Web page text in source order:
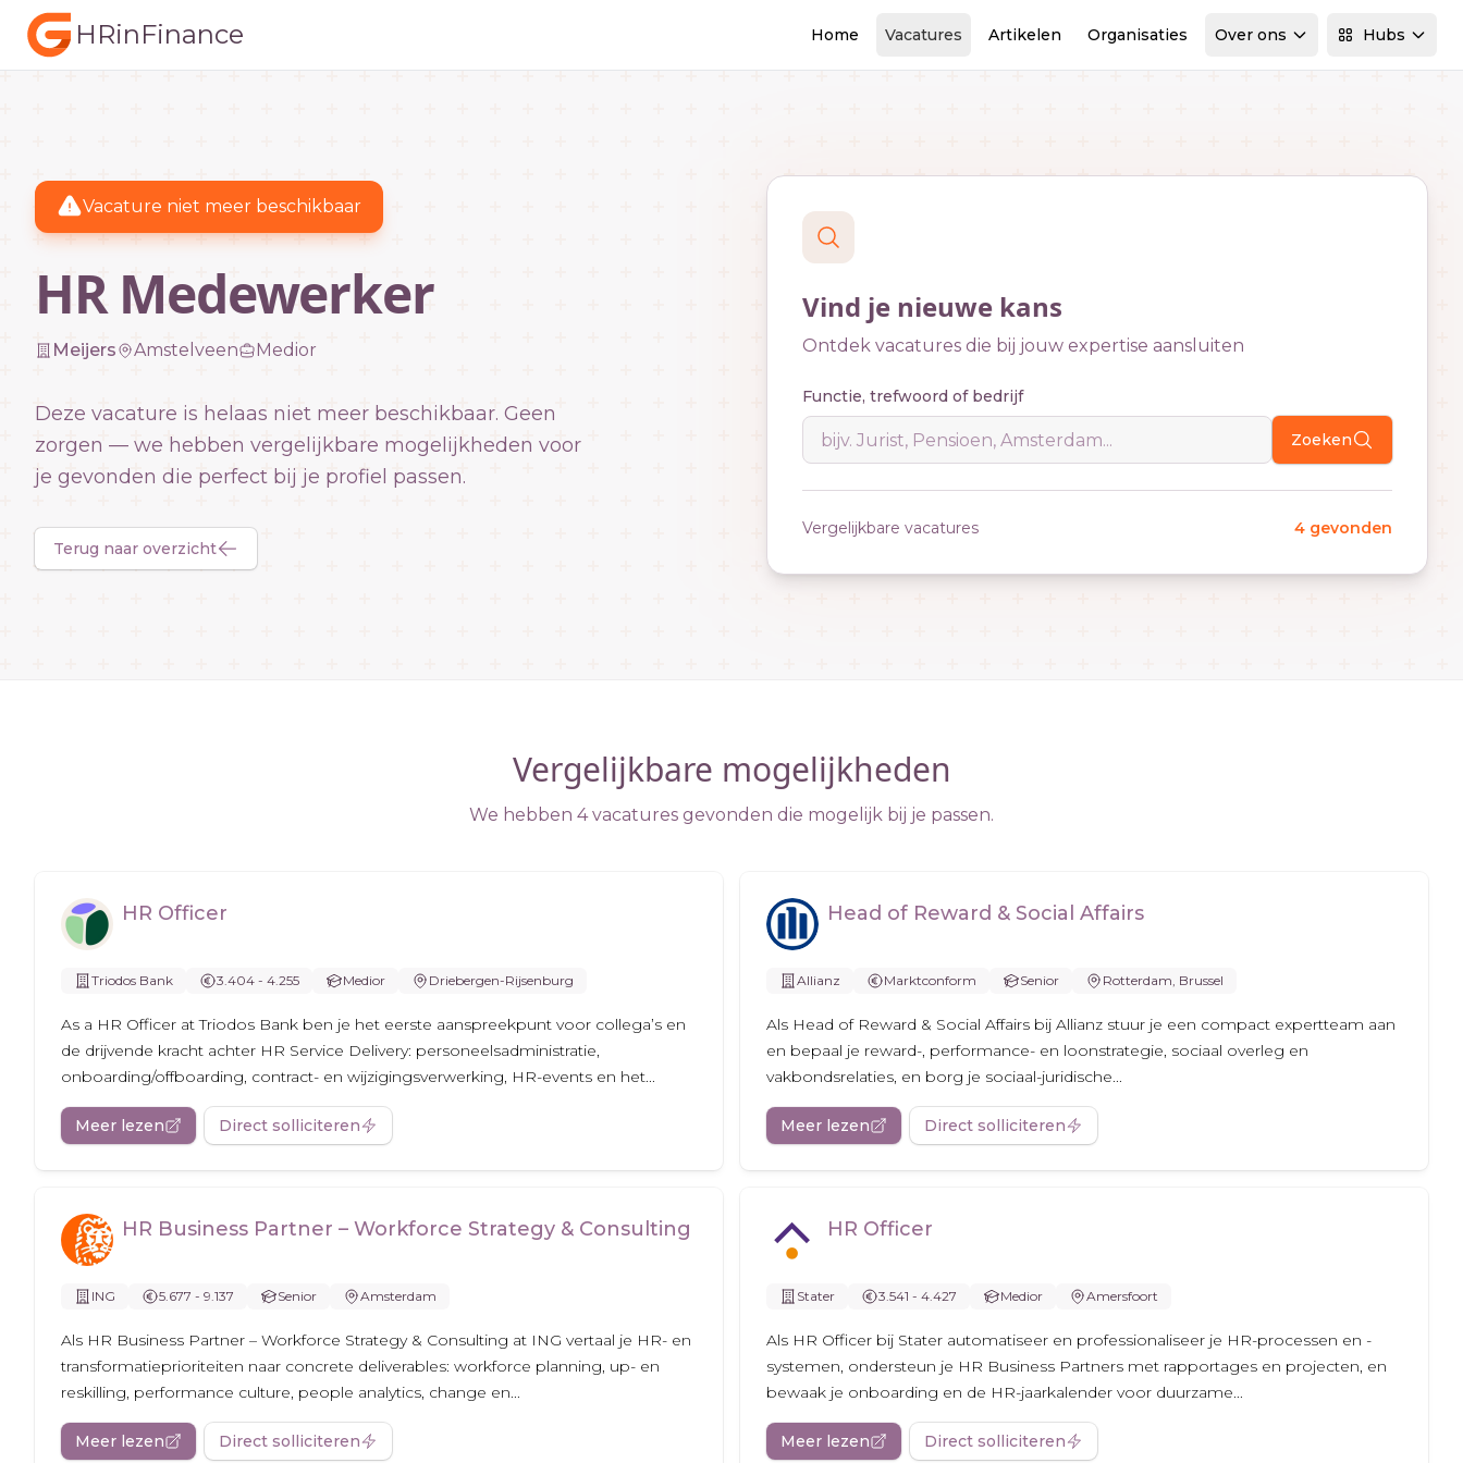
HRinFinance Home Vacatures Artikelen Organisaties Over ons Hubs
Vacature niet meer beschikbaar
HR Medewerker
Meijers Amstelveen Medior
Deze vacature is helaas niet meer beschikbaar. Geen
zorgen — we hebben vergelijkbare mogelijkheden voor
je gevonden die perfect bij je profiel passen.
Terug naar overzicht
Vind je nieuwe kans
Ontdek vacatures die bij jouw expertise aansluiten
Functie, trefwoord of bedrijf
Zoeken
Vergelijkbare vacatures 4 gevonden
Vergelijkbare mogelijkheden
We hebben 4 vacatures gevonden die mogelijk bij je passen.
HR Officer
Triodos Bank 3.404 - 4.255 Medior Driebergen-Rijsenburg
As a HR Officer at Triodos Bank ben je het eerste aanspreekpunt voor collega’s en
de drijvende kracht achter HR Service Delivery: personeelsadministratie,
onboarding/offboarding, contract- en wijzigingsverwerking, HR-events en het...
Meer lezen Direct solliciteren
Head of Reward & Social Affairs
Allianz Marktconform Senior Rotterdam, Brussel
Als Head of Reward & Social Affairs bij Allianz stuur je een compact expertteam aan
en bepaal je reward-, performance- en loonstrategie, sociaal overleg en
vakbondsrelaties, en borg je sociaal-juridische...
Meer lezen Direct solliciteren
HR Business Partner – Workforce Strategy & Consulting
ING 5.677 - 9.137 Senior Amsterdam
Als HR Business Partner – Workforce Strategy & Consulting at ING vertaal je HR- en
transformatieprioriteiten naar concrete deliverables: workforce planning, up- en
reskilling, performance culture, people analytics, change en...
Meer lezen Direct solliciteren
HR Officer
Stater 3.541 - 4.427 Medior Amersfoort
Als HR Officer bij Stater automatiseer en professionaliseer je HR-processen en -
systemen, ondersteun je HR Business Partners met rapportages en projecten, en
bewaak je onboarding en de HR-jaarkalender voor duurzame...
Meer lezen Direct solliciteren